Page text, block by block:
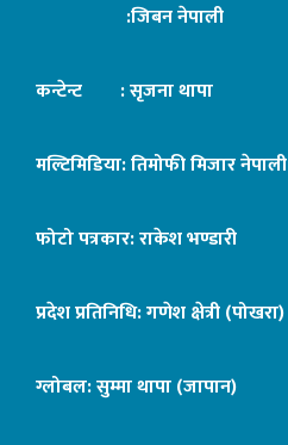
:जिबन नेपाली
कन्टेन्ट : सृजना थापा
मल्टिमिडिया: तिमोफी मिजार नेपाली
फोटो पत्रकार: राकेश भण्डारी
प्रदेश प्रतिनिधि: गणेश क्षेत्री (पोखरा)
ग्लोबल: सुम्मा थापा (जापान)